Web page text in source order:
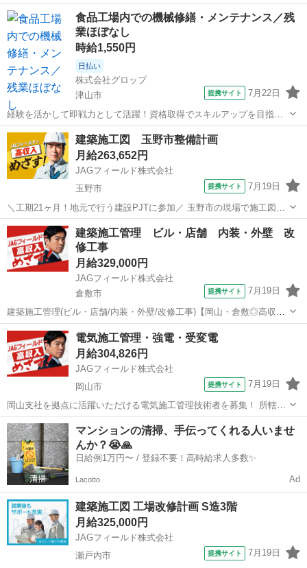
倉敷市で医療施設新築工事(S造 派遣社員 ◇各種社会保険完備 ※労
災保険・雇用保険・健康保険・厚生年金等 ◇正社員登用制度 ◇給与仮
払い制...
岡山 その他
食品工場内での機械修繕・メンテナンス／残
業ほぼなし
時給1,550円
日払い
株式会社グロップ
津山市
提携サイト 7月22日
経験を活かして即戦力として活躍！資格取得でスキルアップを目指せ
る★残業ほぼなしでプライベート充実 ＼猛暑対策実施中／ 涼しい自宅
からスマホで『WEB登録』OK！ 当社では【WEB面談（カジュアル登
録）】を 導入しています...
岡山 津山市 その他
建築施工図 玉野市整備計画
月給263,652円
JAGフィールド株式会社
玉野市
提携サイト 7月19日
＼工期21ヶ月！地元で行う建設PJTに参加／ 玉野市の現場で施工図専
任スタッフを募集！ ［担当PJT］ ・公共施設/新築工事 ・RC造/
地上5階建て ・工期：21ヶ月予定 ・場所：岡山県玉野市 ・宇野
駅から...
岡山 玉野市 その他
建築施工管理 ビル・店舗 内装・外壁 改
修工事
月給329,000円
JAGフィールド株式会社
倉敷市
提携サイト 7月19日
建築施工管理(ビル・店舗/内装・外壁/改修工事)【岡山・倉敷◎高収入
&amp;土日休◎有名観光地を支える】 ～～ 物件多数・月収50万超え
も ～～店舗やテナントビルの内装・外壁のリニューアル改修工事の
建築施工管理者を募集...
岡山 倉敷市 その他
電気施工管理・強電・受変電
月給304,826円
JAGフィールド株式会社
岡山市
提携サイト 7月19日
岡山支社を拠点に活躍いただける電気施工管理技術者を募集！ 所轄エ
リア(倉敷市・総社市・津山市など)のオフィスビルなどを担当します。
＜業務内容＞ 〇現場管理(工程・品質・安全) 〇写真ファイリング 〇書
類作成・提出 ...
岡山 岡山市
マンションの清掃、手伝ってくれる人いませ
んか？😭🙏
日給例1万円〜 / 登録不要！高時給求人多数✨
Lacotto Ad
建築施工図 工場改修計画 S造3階
月給325,000円
JAGフィールド株式会社
瀬戸内市
提携サイト 7月19日